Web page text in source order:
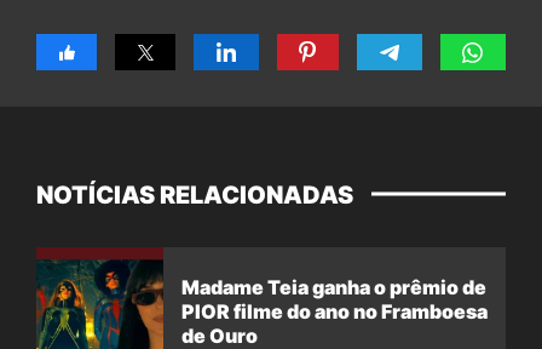
NOTÍCIAS RELACIONADAS
Madame Teia ganha o prêmio de
PIOR filme do ano no Framboesa
de Ouro